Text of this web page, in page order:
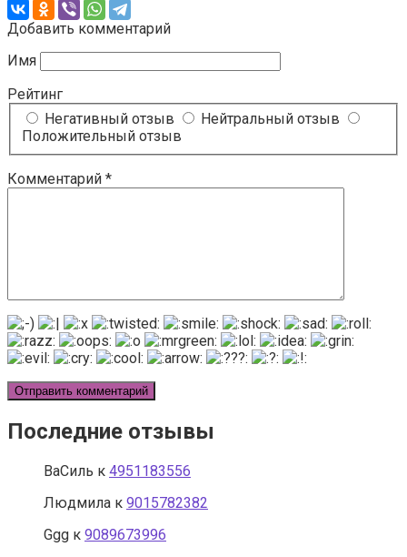
Добавить комментарий
Имя
Рейтинг
Негативный отзыв
Нейтральный отзыв
Положительный отзыв
Комментарий *
Последние отзывы
ВаСиль к 4951183556
Людмила к 9015782382
Ggg к 9089673996